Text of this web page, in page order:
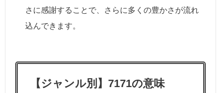
さに感謝することで、さらに多くの豊かさが流れ
込んできます。
【ジャンル別】7171の意味